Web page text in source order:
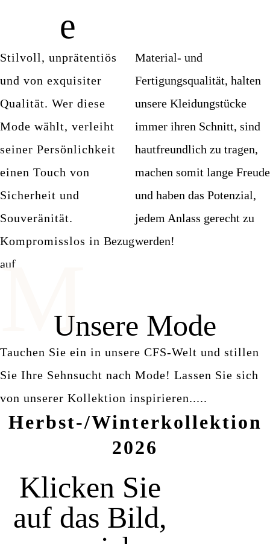
e
Stilvoll, unprätentiös
und von exquisiter
Qualität. Wer diese
Mode wählt, verleiht
seiner Persönlichkeit
einen Touch von
Sicherheit und
Souveränität.
Kompromisslos in Bezug
auf
Material- und
Fertigungsqualität, halten
unsere Kleidungstücke
immer ihren Schnitt, sind
hautfreundlich zu tragen,
machen somit lange Freude
und haben das Potenzial,
jedem Anlass gerecht zu
werden!
MUnsere Mode
Tauchen Sie ein in unsere CFS-Welt und stillen
Sie Ihre Sehnsucht nach Mode! Lassen Sie sich
von unserer Kollektion inspirieren.....
Herbst-/Winterkollektion
2026
Klicken Sie
auf das Bild,